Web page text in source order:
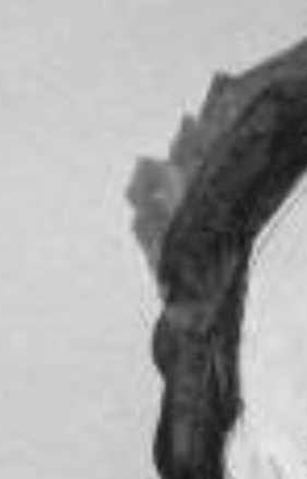
local ante Newell´s que bajó las
Lo que continuó fue un empate en
centrales compartiendo el eje
también derrota. A los dos equipos
contra Central Córdoba de Santiago
Sino por dos cuestiones. Primera la
frescura a un equipo previsible.
el VAR en el peor momento del
a favor y buen rendimiento de
generó que se vean más
fue muy buena y también